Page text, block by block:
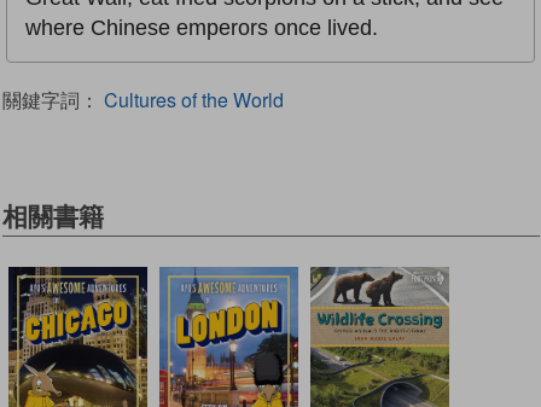
where Chinese emperors once lived.
關鍵字詞： Cultures of the World
相關書籍